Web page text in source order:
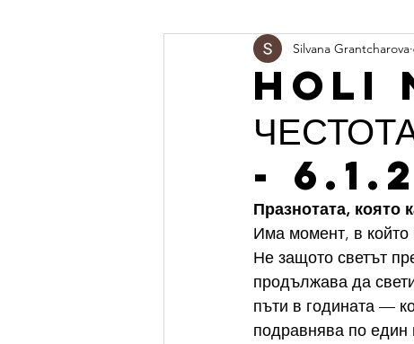
HOLI
-
Silvana Grantcharova
Празнотата, която
Има момент, в който
Не защото светът
продължава да
пъти в годината —
подравнява по един